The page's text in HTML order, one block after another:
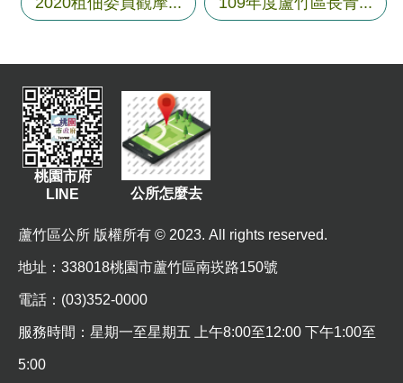
訊
通
訊
錄
料
首
頁
網
桃園市府
LINE
公所怎麼去
蘆竹區公所 版權所有 © 2023. All rights reserved.
地址 ：338018桃園市蘆竹區南崁路150號
電話：(03)352-0000
服務時間：星期一至星期五 上午8:00至12:00 下午1:00至
5:00